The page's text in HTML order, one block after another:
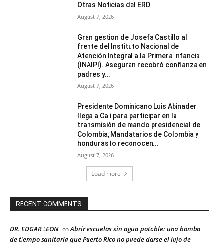
Otras Noticias del ERD
August 7, 2026
Gran gestion de Josefa Castillo al
frente del Instituto Nacional de
Atención Integral a la Primera Infancia
(INAIPI). Aseguran recobró confianza en
padres y...
August 7, 2026
Presidente Dominicano Luis Abinader
llega a Cali para participar en la
transmisión de mando presidencial de
Colombia, Mandatarios de Colombia y
honduras lo reconocen...
August 7, 2026
Load more
RECENT COMMENTS
DR. EDGAR LEON onAbrir escuelas sin agua potable: una bomba
de tiempo sanitaria que Puerto Rico no puede darse el lujo de